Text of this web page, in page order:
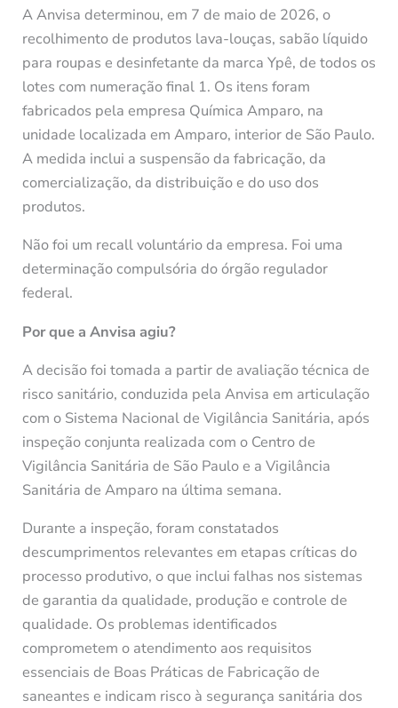
A Anvisa determinou, em 7 de maio de 2026, o
recolhimento de produtos lava-louças, sabão líquido
para roupas e desinfetante da marca Ypê, de todos os
lotes com numeração final 1. Os itens foram
fabricados pela empresa Química Amparo, na
unidade localizada em Amparo, interior de São Paulo.
A medida inclui a suspensão da fabricação, da
comercialização, da distribuição e do uso dos
produtos.
Não foi um recall voluntário da empresa. Foi uma
determinação compulsória do órgão regulador
federal.
Por que a Anvisa agiu?
A decisão foi tomada a partir de avaliação técnica de
risco sanitário, conduzida pela Anvisa em articulação
com o Sistema Nacional de Vigilância Sanitária, após
inspeção conjunta realizada com o Centro de
Vigilância Sanitária de São Paulo e a Vigilância
Sanitária de Amparo na última semana.
Durante a inspeção, foram constatados
descumprimentos relevantes em etapas críticas do
processo produtivo, o que inclui falhas nos sistemas
de garantia da qualidade, produção e controle de
qualidade. Os problemas identificados
comprometem o atendimento aos requisitos
essenciais de Boas Práticas de Fabricação de
saneantes e indicam risco à segurança sanitária dos